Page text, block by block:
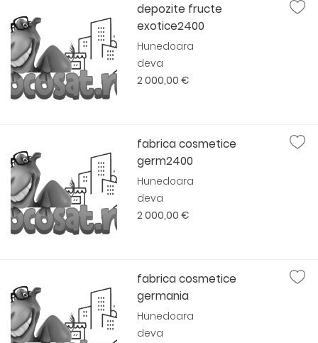
depozite fructe
exotice2400
Hunedoara
deva
2 000,00 €
fabrica cosmetice
germ2400
Hunedoara
deva
2 000,00 €
fabrica cosmetice
germania
Hunedoara
deva